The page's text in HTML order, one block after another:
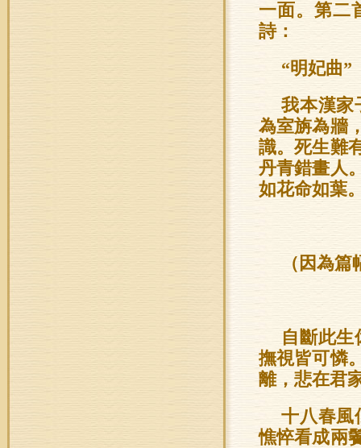
一面。第二
詩：
“明妃曲”
我本漢家
為室旃為牆
識。死生難
丹青錯畫人
如花命如葉
（因為
自斷此
撫視皆可憐
離，悲在君
十八春風
憔悴看成兩